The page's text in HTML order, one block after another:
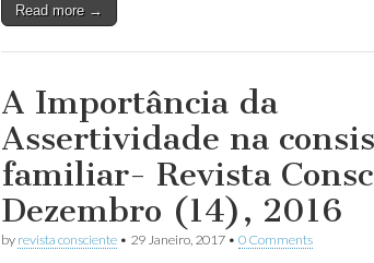
Read more →
A Importância da
Assertividade na
familiar- Revista
Dezembro (14), 2016
by revista consciente• 29 Janeiro, 2017• 0 Comments